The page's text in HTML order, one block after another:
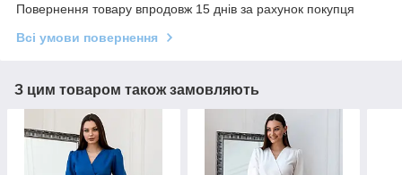
Повернення товару впродовж 15 днів за рахунок покупця
Всі умови повернення
З цим товаром також замовляють